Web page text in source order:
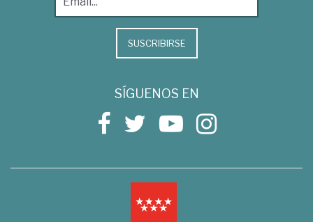
SUSCRIBIRSE
SÍGUENOS EN